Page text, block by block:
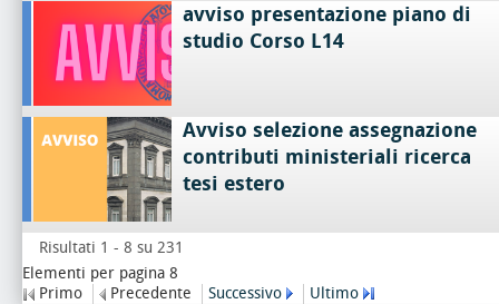
avviso presentazione piano di
studio Corso L14
Avviso selezione assegnazione
contributi ministeriali ricerca
tesi estero
Risultati 1 - 8 su 231
Elementi per pagina 8
Primo
Precedente Successivo Ultimo